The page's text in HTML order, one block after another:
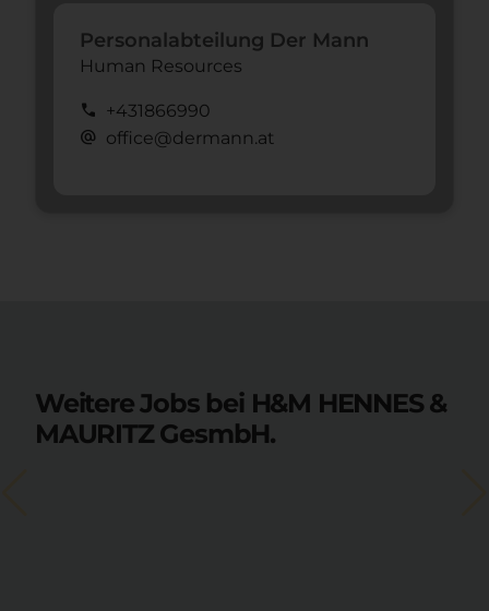
Personalabteilung Der Mann
Human Resources
call +431866990
alternate_email office@dermann.at
Weitere Jobs bei H&M HENNES &
MAURITZ GesmbH.